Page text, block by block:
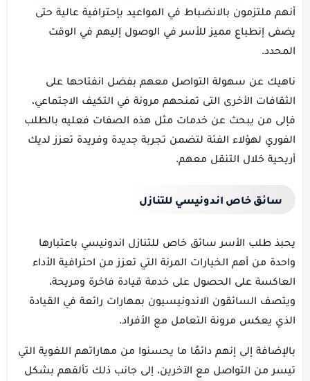
أنهم ملتزمون بالانضباط في المواعيد بإحترافية عالية حتى
يضفى إنطباع مميز للأسر في الوصول إليهم في الوقت
المحدد.
ناهيك عن سهولة التواصل معهم بفضل انفتاحها على
الثقافات الأخرى التى تمنحهم مرونة في التكيف الاجتماعي،
فإلى من يبحث عن خدمات مثل هذه الصفات فعليه بالطلب
الفوري لهؤلاء الفئة لتضمن تجربة جديدة وفريدة تعزز لديك
أريحية خلال التنقل معهم.
سائق خاص اندونيسي للتنازل
يحبذ طلب الأسر سائق خاص للتنازل اندونيسي باعتبارها
واحدة من أهم الخيارات المرنة التي تعزز من احترافية الأداء
العاكسة على الحصول على خدمة قيادة فاخرة ومريحة،
ويتصف السائقون الاندونيسيون بمهارات رائعة في القيادة
الذي يعكس مرونة التعامل مع الأفراد.
بالإضافة إلى إنهم دائمًا ما يحسنوا من مهاراتهم اللغوية التي
تيسر من التواصل مع الآخرين، إلى جانب ذلك تألقهم بشكل